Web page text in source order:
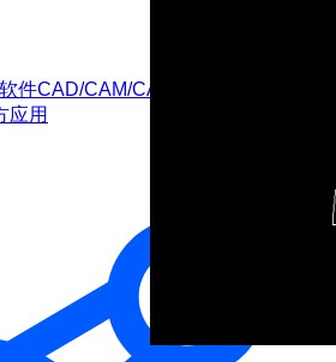
件CAD/CAM/CAE软件教育版
应用